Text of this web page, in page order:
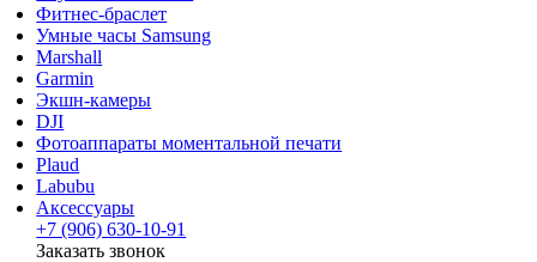
Фитнес-браслет
Умные часы Samsung
Marshall
Garmin
Экшн-камеры
DJI
Фотоаппараты моментальной печати
Plaud
Labubu
Аксессуары
+7 (906) 630-10-91
Заказать звонок